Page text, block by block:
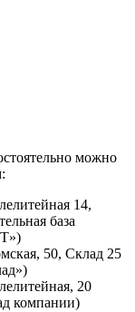
можно
14,
база
50, Склад 25
20
компании)